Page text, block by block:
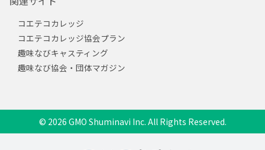
コエテコカレッジ
コエテコカレッジ協会プラン
趣味なびキャスティング
趣味なび協会・団体マガジン
© 2026 GMO Shuminavi Inc. All Rights Reserved.